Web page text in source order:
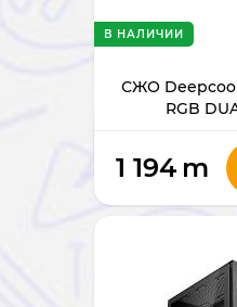
СЖО Deepcool
RGB
В НАЛИЧИИ
1 194 m